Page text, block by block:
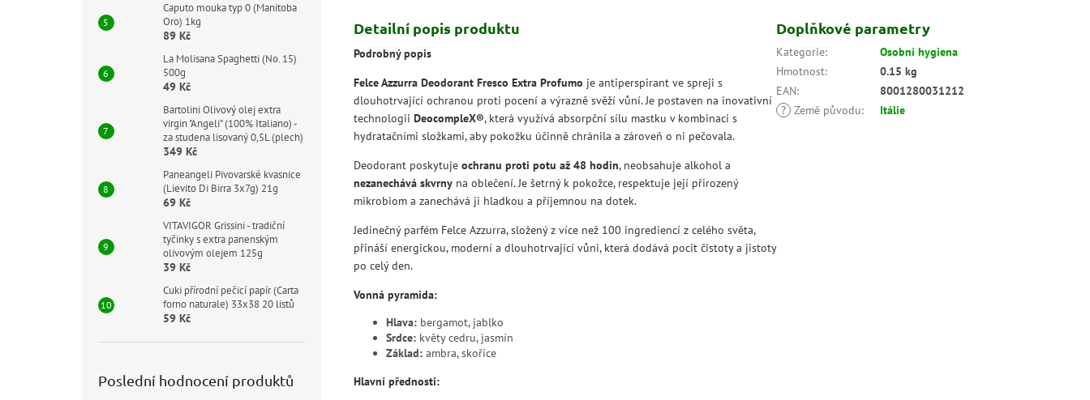
Caputo mouka typ 0 (Manitoba
Oro) 1kg
89 Kč
La Molisana Spaghetti (No. 15)
500g
49 Kč
Bartolini Olivový olej extra
virgin "Angeli" (100% Italiano) -
za studena lisovaný 0,5L (plech)
349 Kč
Paneangeli Pivovarské kvasnice
(Lievito Di Birra 3x7g) 21g
69 Kč
VITAVIGOR Grissini - tradiční
tyčinky s extra panenským
olivovým olejem 125g
39 Kč
Cuki přírodní pečicí papír (Carta
forno naturale) 33x38 20 listů
59 Kč
Poslední hodnocení produktů
Detailní popis produktu
Podrobný popis
Felce Azzurra Deodorant Fresco Extra Profumo je antiperspirant ve spreji s
dlouhotrvající ochranou proti pocení a výrazně svěží vůní. Je postaven na inovativní
technologii DeocompleX®, která využívá absorpční sílu mastku v kombinaci s
hydratačními složkami, aby pokožku účinně chránila a zároveň o ni pečovala.
Deodorant poskytuje ochranu proti potu až 48 hodin, neobsahuje alkohol a
nezanechává skvrnyna oblečení. Je šetrný k pokožce, respektuje její přirozený
mikrobiom a zanechává ji hladkou a příjemnou na dotek.
Jedinečný parfém Felce Azzurra, složený z více než 100 ingrediencí z celého světa,
přináší energickou, moderní a dlouhotrvající vůni, která dodává pocit čistoty a jistoty
po celý den.
Vonná pyramida:
Hlava:bergamot, jablko
Srdce:květy cedru, jasmín
Základ:ambra, skořice
Hlavní přednosti:
Doplňkové parametry
Kategorie:
Osobní hygiena
Hmotnost:
0.15 kg
EAN:
8001280031212
? Země původu: Itálie